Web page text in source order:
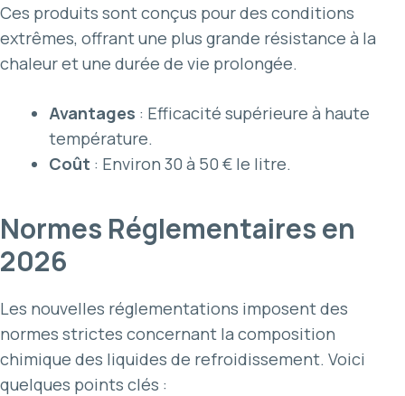
Ces produits sont conçus pour des conditions
extrêmes, offrant une plus grande résistance à la
chaleur et une durée de vie prolongée.
Avantages : Efficacité supérieure à haute
température.
Coût : Environ 30 à 50 € le litre.
Normes Réglementaires en
2026
Les nouvelles réglementations imposent des
normes strictes concernant la composition
chimique des liquides de refroidissement. Voici
quelques points clés :